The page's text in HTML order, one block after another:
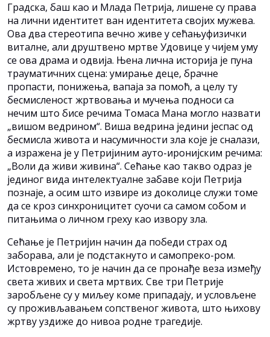
Градска, баш као и Млада Петрија, лишене су права
на лични идентитет ван идентитета својих мужева.
Ова два стереотипа вечно живе у сећањуфизички
виталне, али друштвено мртве Удовице у чијем уму
се ова драма и одвија. Њена лична историја је пуна
трауматичних сцена: умирање деце, брачне
пропасти, понижења, вапаја за помоћ, а целу ту
бесмисленост жртвовања и мучења подноси са
нечим што бисе речима Томаса Мана могло назвати
„вишом ведрином“. Виша ведрина једини јеспас од
бесмисла живота и насумичности зла које је сналази,
а изражена је у Петријиним ауто-иронијским речима:
„Воли да живи живина“. Сећање као такво одраз је
јединог вида интелектуалне забаве који Петрија
познаје, а осим што извире из доколице служи томе
да се кроз синхроницитет суочи са самом собом и
питањима о личном греху као извору зла.
Сећање је Петријин начин да победи страх од
заборава, али је подстакнуто и самопреко-ром.
Истовремено, то је начин да се пронађе веза између
света живих и света мртвих. Све три Петрије
заробљене су у миљеу коме припадају, и условљене
су проживљавањем сопственог живота, што њихову
жртву уздиже до нивоа родне трагедије.